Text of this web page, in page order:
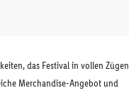
das Festival in vollen Zügen
Merchandise-Angebot und